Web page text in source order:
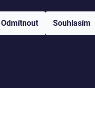
Odmítnout Souhlasím
Facebook